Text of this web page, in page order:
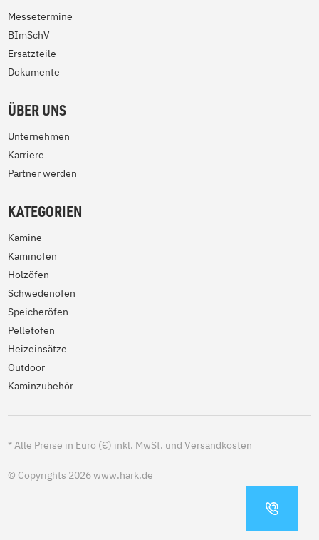
Messetermine
BImSchV
Ersatzteile
Dokumente
ÜBER UNS
Unternehmen
Karriere
Partner werden
KATEGORIEN
Kamine
Kaminöfen
Holzöfen
Schwedenöfen
Speicheröfen
Pelletöfen
Heizeinsätze
Outdoor
Kaminzubehör
*Alle Preise in Euro (€) inkl. MwSt. und Versandkosten
© Copyrights 2026 www.hark.de